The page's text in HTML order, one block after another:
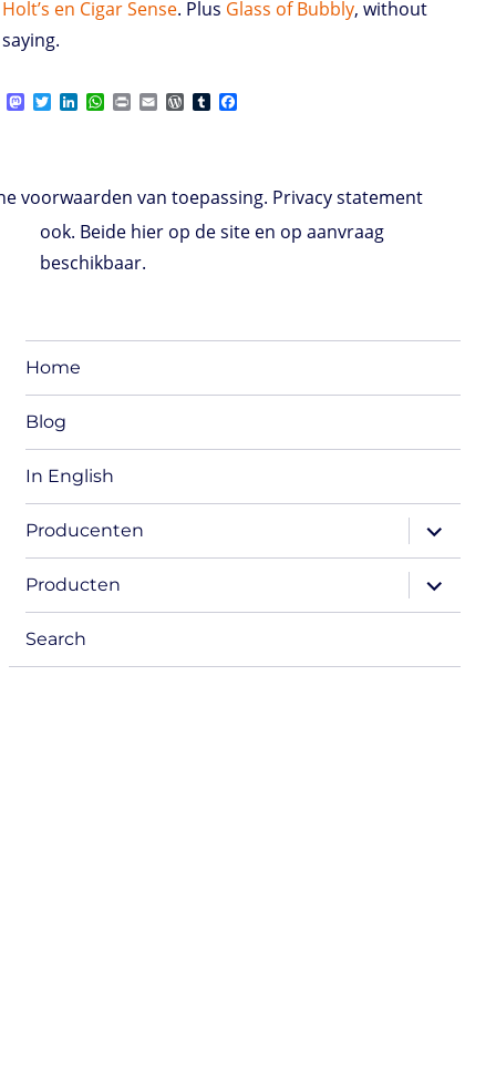
Holt’s en Cigar Sense. Plus Glass of Bubbly, without
saying.
M
d
o
T
e
r
d
I
n
W
A
p
p
P E W
r
e
s
s
T
r o
o
k
voorwaarden van toepassing. Privacy statement
ook. Beide hier op de site en op aanvraag
beschikbaar.
Home
Blog
In English
Producenten
expand
child
menu
Producten
expand
child
menu
Search